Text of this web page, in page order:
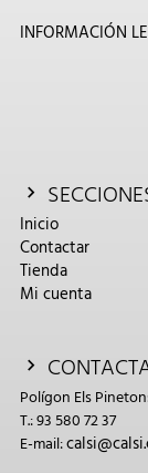
INFORMACIÓN
Inicio
Contactar
Tienda
Mi cuenta
Polígon Els
T.: 93 580 72 37
E-mail: